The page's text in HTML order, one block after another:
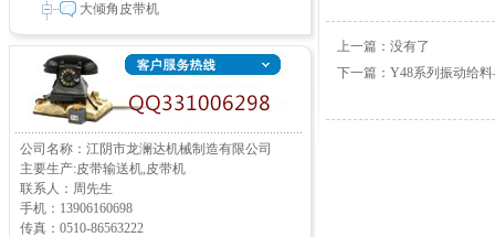
大倾角皮带机
公司名称：江阴市龙澜达机械制造有限公司
主要生产:皮带输送机,皮带机
联系人：周先生
手机：13906160698
传真：0510-86563222
上一篇：没有了
下一篇： Y48系列振动给